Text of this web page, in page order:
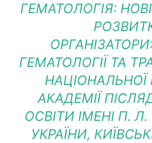
ГЕМАТОЛОГІЯ:
ГЕМАТОЛОГІЇ ТА
АКАДЕМІЇ
ОСВІТИ ІМЕНІ П.
УКРАЇНИ,